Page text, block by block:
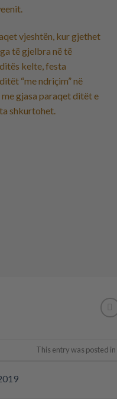
vjeshtën, kur gjethet
të gjelbra në të
kelte, festa
“me ndriçim” në
me gjasa paraqet ditët e
shkurtohet.
This entry was posted in